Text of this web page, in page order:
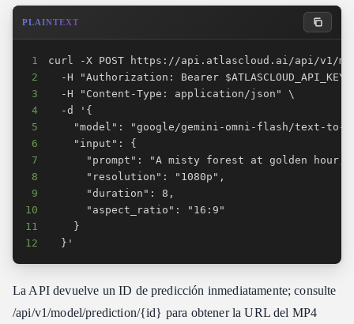
PLAINTEXT
1
2
3
4
5
6
7
8
9
10
11
12
  }'
La API devuelve un ID de predicción inmediatamente; consulte
/api/v1/model/prediction/{id} para obtener la URL del MP4